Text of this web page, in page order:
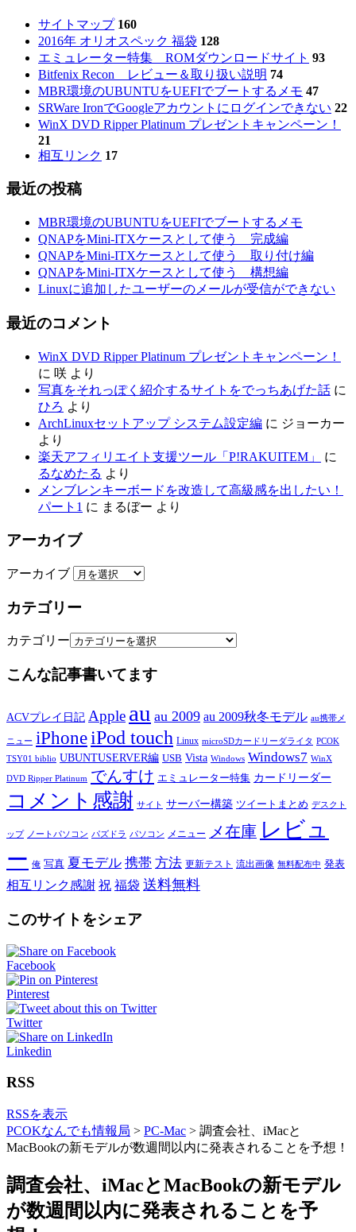
サイトマップ 160
2016年 オリオスペック 福袋 128
エミュレーター特集 ROMダウンロードサイト 93
Bitfenix Recon レビュー＆取り扱い説明 74
MBR環境のUBUNTUをUEFIでブートするメモ 47
SRWare IronでGoogleアカウントにログインできない 22
WinX DVD Ripper Platinum プレゼントキャンペーン！
21
相互リンク 17
最近の投稿
MBR環境のUBUNTUをUEFIでブートするメモ
QNAPをMini-ITXケースとして使う 完成編
QNAPをMini-ITXケースとして使う 取り付け編
QNAPをMini-ITXケースとして使う 構想編
Linuxに追加したユーザーのメールが受信ができない
最近のコメント
WinX DVD Ripper Platinum プレゼントキャンペーン！
に 咲 より
写真をそれっぽく紹介するサイトをでっちあげた話 に
ひろ より
ArchLinuxセットアップ システム設定編 に ジョーカー
より
楽天アフィリエイト支援ツール「P!RAKUITEM」
に
るなめたる より
メンブレンキーボードを改造して高級感を出したい！
パート1 に まるぼー より
アーカイブ
アーカイブ
カテゴリー
カテゴリー
こんな記事書いてます
ACVプレイ日記 Apple au au 2009 au 2009秋冬モデル au携帯メ
ニュー iPhoneiPod touch Linux microSDカードリーダライタ PCOK
TSY01 biblio UBUNTUSERVER編 USB Vista Windows Windows7 WinX
DVD Ripper Platinum でんすけ エミュレーター特集 カードリーダー
コメント感謝 サイト サーバー構築 ツイートまとめ デスクト
ップ ノートパソコン パズドラ パソコン メニュー メ在庫 レビュ
ー 俺 写真 夏モデル 携帯 方法 更新テスト 流出画像 無料配布中 発表
相互リンク感謝 祝 福袋 送料無料
このサイトをシェア
Facebook
Pinterest
Twitter
Linkedin
RSS
RSSを表示
PCOKなんでも情報局 > PC-Mac > 調査会社、iMacと
MacBookの新モデルが数週間以内に発表されることを予想！
調査会社、iMacとMacBookの新モデル
が数週間以内に発表されることを予